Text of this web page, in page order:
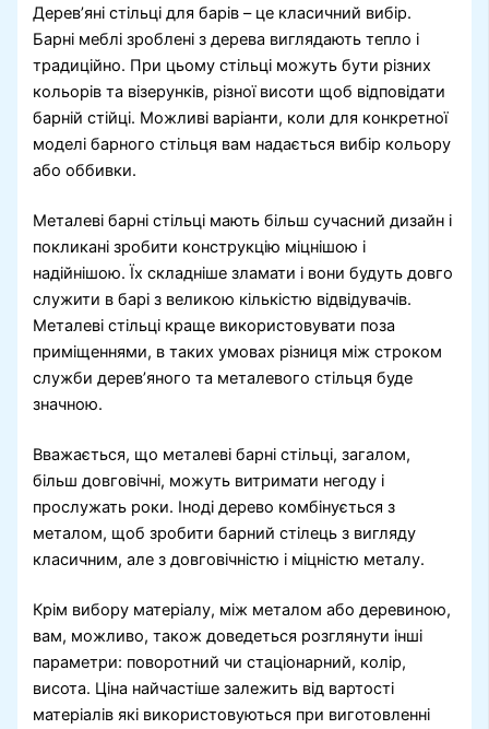
Дерев’яні стільці для барів – це класичний вибір.
Барні меблі зроблені з дерева виглядають тепло і
традиційно. При цьому стільці можуть бути різних
кольорів та візерунків, різної висоти щоб відповідати
барній стійці. Можливі варіанти, коли для конкретної
моделі барного стільця вам надається вибір кольору
або оббивки.
Металеві барні стільці мають більш сучасний дизайн і
покликані зробити конструкцію міцнішою і
надійнішою. Їх складніше зламати і вони будуть довго
служити в барі з великою кількістю відвідувачів.
Металеві стільці краще використовувати поза
приміщеннями, в таких умовах різниця між строком
служби дерев’яного та металевого стільця буде
значною.
Вважається, що металеві барні стільці, загалом,
більш довговічні, можуть витримати негоду і
прослужать роки. Іноді дерево комбінується з
металом, щоб зробити барний стілець з вигляду
класичним, але з довговічністю і міцністю металу.
Крім вибору матеріалу, між металом або деревиною,
вам, можливо, також доведеться розглянути інші
параметри: поворотний чи стаціонарний, колір,
висота. Ціна найчастіше залежить від вартості
матеріалів які використовуються при виготовленні